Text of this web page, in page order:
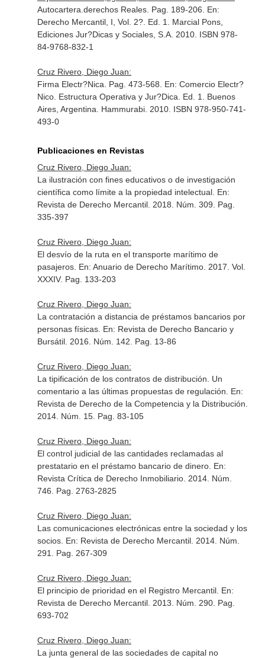
Autocartera.derechos Reales. Pag. 189-206. En:
Derecho Mercantil, I, Vol. 2?. Ed. 1. Marcial Pons,
Ediciones Jur?Dicas y Sociales, S.A. 2010. ISBN 978-
84-9768-832-1
Cruz Rivero, Diego Juan:
Firma Electr?Nica. Pag. 473-568. En: Comercio Electr?
Nico. Estructura Operativa y Jur?Dica . Ed. 1. Buenos
Aires, Argentina. Hammurabi. 2010. ISBN 978-950-741-
493-0
Publicaciones en Revistas
Cruz Rivero, Diego Juan:
La ilustración con fines educativos o de investigación
científica como límite a la propiedad intelectual. En:
Revista de Derecho Mercantil. 2018. Núm. 309. Pag.
335-397
Cruz Rivero, Diego Juan:
El desvío de la ruta en el transporte marítimo de
pasajeros. En: Anuario de Derecho Marítimo. 2017. Vol.
XXXIV. Pag. 133-203
Cruz Rivero, Diego Juan:
La contratación a distancia de préstamos bancarios por
personas físicas. En: Revista de Derecho Bancario y
Bursátil. 2016. Núm. 142. Pag. 13-86
Cruz Rivero, Diego Juan:
La tipificación de los contratos de distribución. Un
comentario a las últimas propuestas de regulación. En:
Revista de Derecho de la Competencia y la Distribución
2014. Núm. 15. Pag. 83-105
Cruz Rivero, Diego Juan:
El control judicial de las cantidades reclamadas al
prestatario en el préstamo bancario de dinero. En:
Revista Crítica de Derecho Inmobiliario. 2014. Núm.
746. Pag. 2763-2825
Cruz Rivero, Diego Juan:
Las comunicaciones electrónicas entre la sociedad y los
socios. En: Revista de Derecho Mercantil. 2014. Núm.
291. Pag. 267-309
Cruz Rivero, Diego Juan:
El principio de prioridad en el Registro Mercantil. En:
Revista de Derecho Mercantil. 2013. Núm. 290. Pag.
693-702
Cruz Rivero, Diego Juan:
La junta general de las sociedades de capital no